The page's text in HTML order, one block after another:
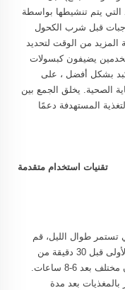
يتم تنشيطها بواسطة
قبل شرب الكحول
المزيد من الوقت لتحديد
يضيفون كبسولات
بشكل أفضل ، على
الصحية. يخلق الجمع بين
المستهدفة دعمًا
تقنيات استخدام متقدمة
تستمر طوال الليل، قم
بتطبيق نظام تدوير أوراق الشرب. ضع العصا الأولى قبل 30 دقيقة من
البدء في الشرب ثم ضع العصا الثانية في مكان مختلف بعد 6-8 ساعات.
بالمغذيات بعد مدة